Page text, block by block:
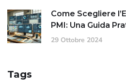
Come Scegliere
PMI: Una Guida
29 Ottobre 2024
Tags